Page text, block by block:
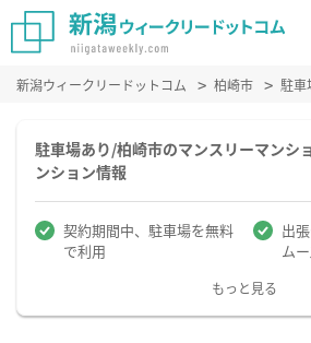
新潟ウィークリードットコム 柏崎市 駐車
駐車場あり/柏崎市のマンスリーマンシ
ンション情報
契約期間中、駐車場を無料
で利用
出
ム
もっと見る